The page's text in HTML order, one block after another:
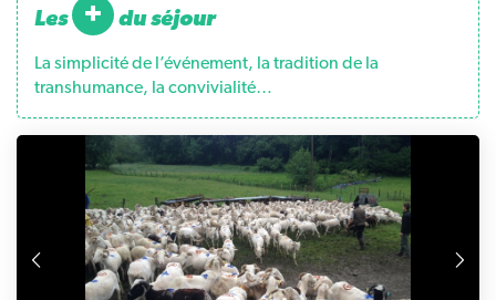
les + du séjour
La simplicité de l’événement, la tradition de la
transhumance, la convivialité…
Précédente